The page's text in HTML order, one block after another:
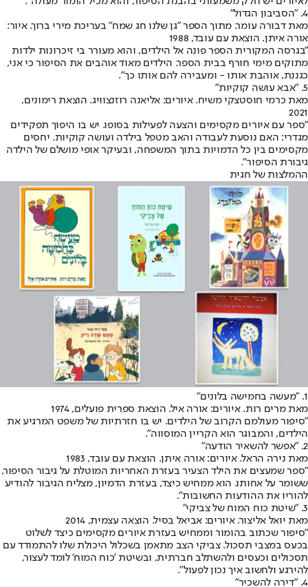
4. "הסביבון הגדול"
מאת דבורה עומר. מתוך הספר "גן שלנו חג שמח" בעריכת מירי ברוך. איור:
אורה איתן. הוצאת עם עובד, 1988
"בגרסה המקורית הספר פונה אל הילדים, והוא מעורר בי זיכרונות ילדות
מתוקים מימי חורף בבית הספר. הילדים מאוד אוהבים את הסיפור כי אני,
כגננת, אוהבת אותו - ומעבירה להם אותו כך".
5. "אבא עושה קוקיות"
מאת כרמי חוסטצקי משיח. איורים: אליאנה רוזנצוויג. הוצאת רימונים,
2021
"ספר עם איורים מקסימים והצעה לפעילות בסופו. יש בו היפוך תפקידים
מגדרי: האם נוסעת לעבודה והאב מטפל בילדה ועושה קוקיות. יחסים
מקסימים בין כל הדמויות בתוך המשפחה, ובעיקר אופי מושלם של הילדה
גיבורת הסיפור".
ההמלצות של חגית
1. "מעשה בחמישה בלונים"
מאת מרים רות. איורים: אורה איל. הוצאת ספרית פועלים, 1974
"סיפור מעולמם הקרוב של הילדים. יש בו חזרתיות של משפט המרגיע את
הילדים, והמבוגר הוא הקריין המוסווה".
2. "אפשר להשאיר הודעה"
מאת נירה הראל. איורים: אורה איתן. הוצאת עם עובד, 1983
"ספר שמעצים את הילד הצעיר בעזרת האחריות המוטלת על גיבור הסיפור,
ששומר על אחותו. הוא ממחיש כיצד, בעזרת הדמיון, מצליח הגיבור להודיע
להוריו את ההודעות החשובות".
3. "שיטת כוח המוח של צביקי"
מאת יואל אליצור. איורים: אביאל בסיל. הוצאה עצמית, 2014
"סיפור שכתוב בהומור וממחיש בעזרת איורים מקסימים כיצד לשלוט
בכעס במצבי תסכול. צביקי הצב מתאמן בשכלול היכולת שלו להתמודד עם
תסכולים וכעסים ולהשתלב חברתית, ובשיטת 'כוח המוח' לומד לעצור,
להירגע ולחשוב איך נכון לפעול".
4. "דירה להשכיר"